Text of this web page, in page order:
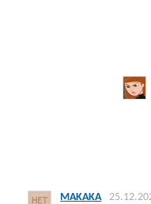
MAKAKA